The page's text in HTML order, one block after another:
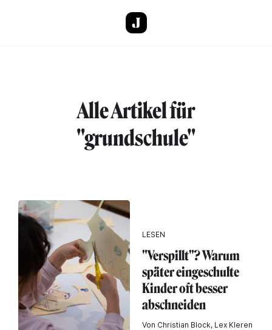
Alle Artikel für
"grundschule"
LESEN
"Verspillt"? Warum
später eingeschulte
Kinder oft besser
abschneiden
Von Christian Block, Lex Kleren